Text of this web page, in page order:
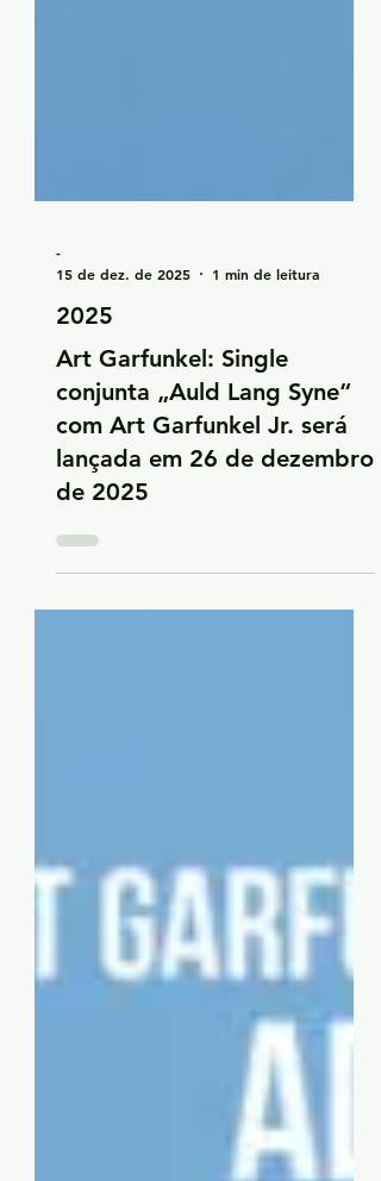
15 de dez. de 2025
2025
Art Garfunkel: Single
conjunta „Auld Lang Syne“
com Art Garfunkel Jr. será
lançada em 26 de dezembro
de 2025